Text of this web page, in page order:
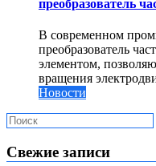
преобразователь
В современном
преобразователь
элементом,
вращения
Новости
Свежие записи